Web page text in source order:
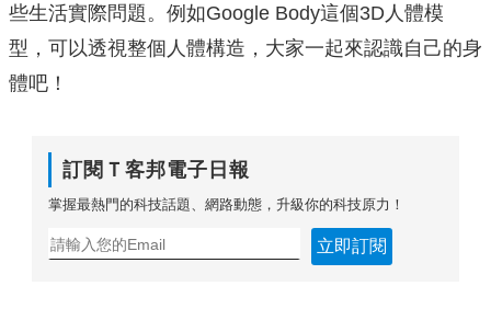
些生活實際問題。例如Google Body這個3D人體模
型，可以透視整個人體構造，大家一起來認識自己的身
體吧！
訂閱Ｔ客邦電子日報
掌握最熱門的科技話題、網路動態，升級你的科技原力！
立即訂閱